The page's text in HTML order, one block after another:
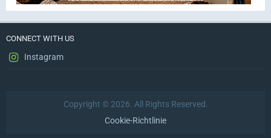
CONNECT WITH US
Instagram
Copyright © 2026. All Rights Reserved.
Cookie-Richtlinie